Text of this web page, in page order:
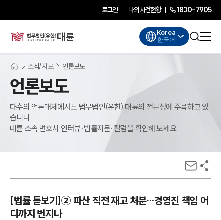
로그인 나의사건현황 1800-7905
Korea
한국어
소식/자료 언론보도
언론보도
다수의 언론매체에서도 법무법인(유한) 대륜의 전문성에 주목하고 있
습니다.
대륜 소속 변호사 인터뷰·법률자문·칼럼을 확인해 보세요.
[법률 돋보기]➁ 파산 직전 재고 처분…경영진 책임 어
디까지 번지나